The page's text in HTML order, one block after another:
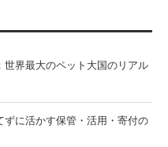
界最大のペット大国のリアル
に活かす保管・活用・寄付の